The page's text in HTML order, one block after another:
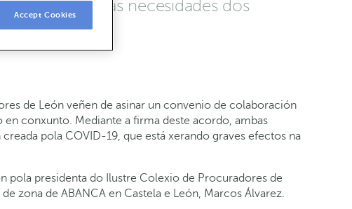
para apoiar as necesidades dos
de León veñen de asinar un convenio de colaboración
conxunto. Mediante a firma deste acordo, ambas
pola COVID-19, que está xerando graves efectos na
pola presidenta do Ilustre Colexio de Procuradores de
zona de ABANCA en Castela e León, Marcos Álvarez.
Accept Cookies